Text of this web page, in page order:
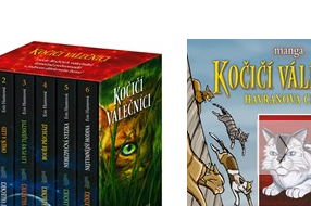
válečníci: BOX
1-6
Erin Hunterová
Kočičí
Havranova
- Klan v
Erin